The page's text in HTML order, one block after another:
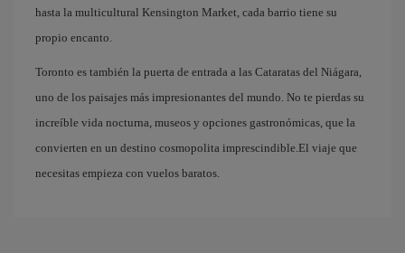
hasta la multicultural Kensington Market, cada barrio tiene su
propio encanto.
Toronto es también la puerta de entrada a las Cataratas del Niágara,
uno de los paisajes más impresionantes del mundo. No te pierdas su
increíble vida nocturna, museos y opciones gastronómicas, que la
convierten en un destino cosmopolita imprescindible.El viaje que
necesitas empieza con vuelos baratos.